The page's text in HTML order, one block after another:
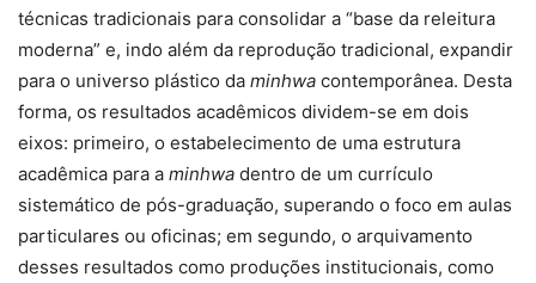
técnicas tradicionais para consolidar a “base da releitura
moderna” e, indo além da reprodução tradicional, expandir
para o universo plástico da minhwa contemporânea. Desta
forma, os resultados acadêmicos dividem-se em dois
eixos: primeiro, o estabelecimento de uma estrutura
acadêmica para a minhwa dentro de um currículo
sistemático de pós-graduação, superando o foco em aulas
particulares ou oficinas; em segundo, o arquivamento
desses resultados como produções institucionais, como